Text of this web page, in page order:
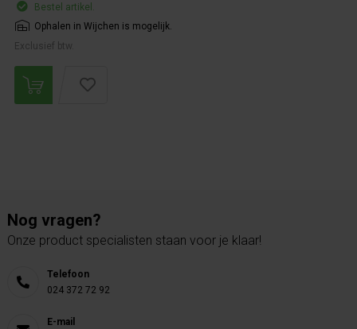
Bestel artikel.
Ophalen in Wijchen is mogelijk.
Exclusief btw.
Nog vragen?
Onze product specialisten staan voor je klaar!
Telefoon
024 372 72 92
E-mail